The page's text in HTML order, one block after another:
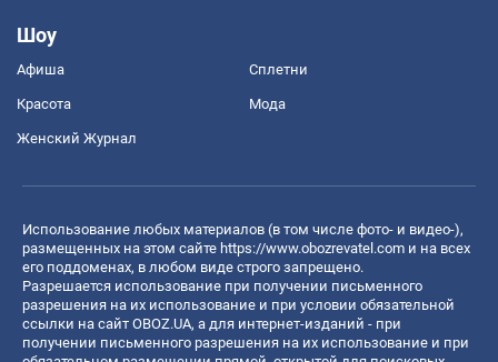
Шоу
Афиша Сплетни
Красота Мода
Женский Журнал
Использование любых материалов (в том числе фото- и видео-),
размещенных на этом сайте https://www.obozrevatel.com и на всех
его поддоменах, в любом виде строго запрещено.
Разрешается использование при получении письменного
разрешения на их использование и при условии обязательной
ссылки на сайт OBOZ.UA, а для интернет-изданий - при
получении письменного разрешения на их использование и при